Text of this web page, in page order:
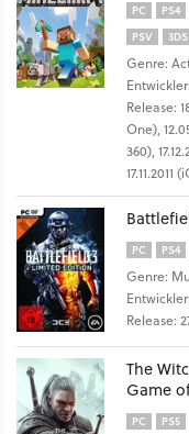
PC PS4
PSV
3DS
Genre:
Release:
One),
360),
17.11.2011
PC PS4
Genre:
Release:
The
Game
PC PS5